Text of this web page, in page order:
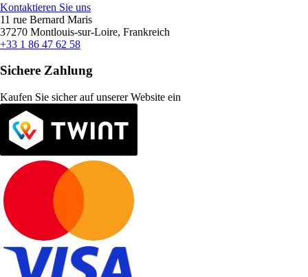
Kontaktieren Sie uns
11 rue Bernard Maris
37270 Montlouis-sur-Loire, Frankreich
+33 1 86 47 62 58
Sichere Zahlung
Kaufen Sie sicher auf unserer Website ein